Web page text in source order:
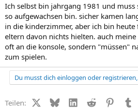
Ich selbst bin jahrgang 1981 und muss
so aufgewachsen bin. sicher kamen
in die kinderzimmer, aber ich bin heute
eltern davon nichts hielten. auch
oft an die konsole, sondern "müssen"
zum spielen.
Du musst dich einloggen oder
Teilen: X (Twitter)
BlueskyLinkedIn
Reddit